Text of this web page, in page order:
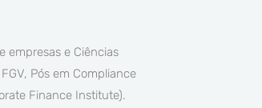
empresas e Ciências
Pós em Compliance
Finance Institute).